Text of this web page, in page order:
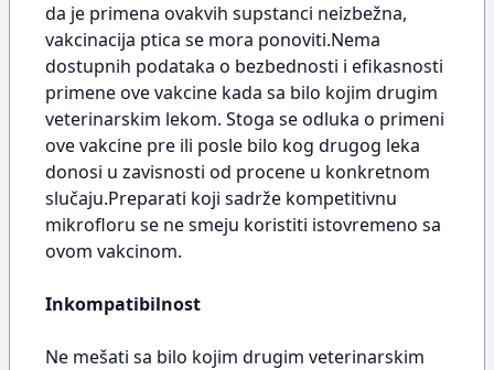
da je primena ovakvih supstanci neizbežna,
vakcinacija ptica se mora ponoviti.Nema
dostupnih podataka o bezbednosti i efikasnosti
primene ove vakcine kada sa bilo kojim drugim
veterinarskim lekom. Stoga se odluka o primeni
ove vakcine pre ili posle bilo kog drugog leka
donosi u zavisnosti od procene u konkretnom
slučaju.Preparati koji sadrže kompetitivnu
mikrofloru se ne smeju koristiti istovremeno sa
ovom vakcinom.
Inkompatibilnost
Ne mešati sa bilo kojim drugim veterinarskim